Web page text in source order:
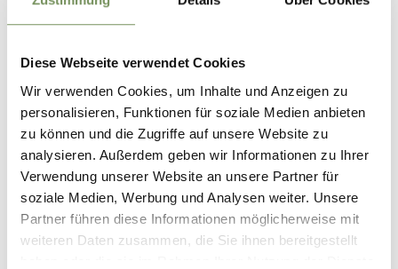
Diese Webseite verwendet Cookies
Wir verwenden Cookies, um Inhalte und Anzeigen zu
personalisieren, Funktionen für soziale Medien anbieten
zu können und die Zugriffe auf unsere Website zu
analysieren. Außerdem geben wir Informationen zu Ihrer
Verwendung unserer Website an unsere Partner für
soziale Medien, Werbung und Analysen weiter. Unsere
Partner führen diese Informationen möglicherweise mit
weiteren Daten zusammen, die Sie ihnen bereitgestellt